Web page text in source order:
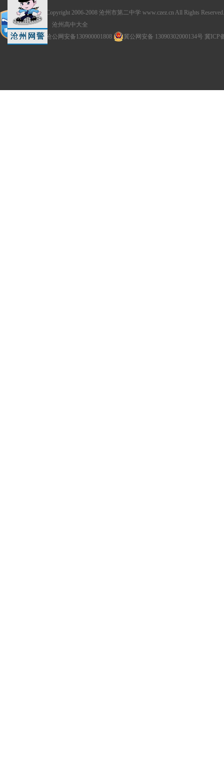
Copyright 2006-2008 沧州市第二中学 www.czez.cn All Rights Reserved.
沧州高中大全
沧公网安备130900001808
冀公网安备 13090302000134号 冀ICP